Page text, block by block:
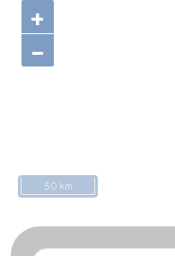
+
−
50 km